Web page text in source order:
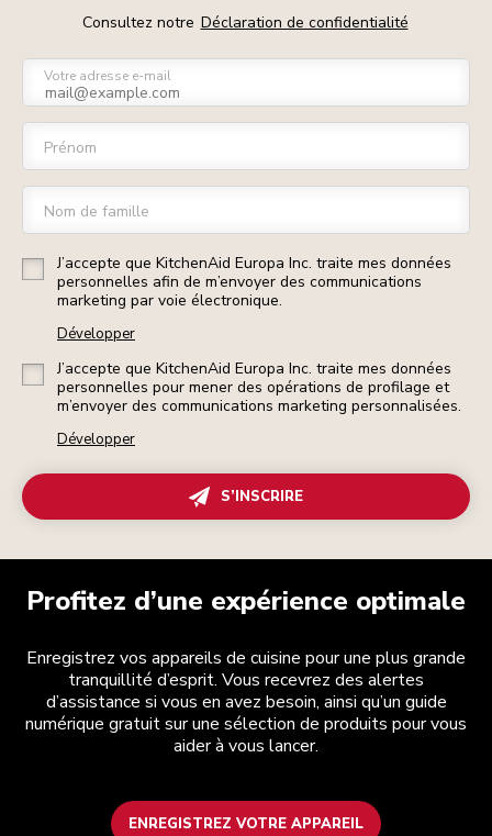
Consultez notre Déclaration de confidentialité
Votre adresse e-mail
Prénom
Nom de famille
J’accepte que KitchenAid Europa Inc. traite mes données
personnelles afin de m’envoyer des communications
marketing par voie électronique.
Développer
J’accepte que KitchenAid Europa Inc. traite mes données
personnelles pour mener des opérations de profilage et
m’envoyer des communications marketing personnalisées.
Développer
S’INSCRIRE
Profitez d’une expérience optimale
Enregistrez vos appareils de cuisine pour une plus grande
tranquillité d’esprit. Vous recevrez des alertes
d’assistance si vous en avez besoin, ainsi qu’un guide
numérique gratuit sur une sélection de produits pour vous
aider à vous lancer.
ENREGISTREZ VOTRE APPAREIL